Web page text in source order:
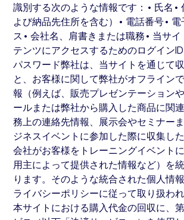
識別する次のような情報です：• 氏名•
よび納品先住所を含む）• 電話番号•
ス• 会社名、肩書きまたは職務• 当サ
テンツにアクセスするためのログイン
パスワード弊社は、当サイトを通じて
と、お客様に関して弊社がオフライン
報（例えば、販売プレゼンテーション
ールまたは弊社から購入した商品に関
務上の連絡先情報、展示会やセミナー
ジネスイベントに参加した際に収集し
会社がお客様をトレーニングイベント
用主によって提供された情報など）を
ります。そのような統合された個人情
ライバシーポリシーに従って取り扱われ
本サイトにおける購入代金の回収に、